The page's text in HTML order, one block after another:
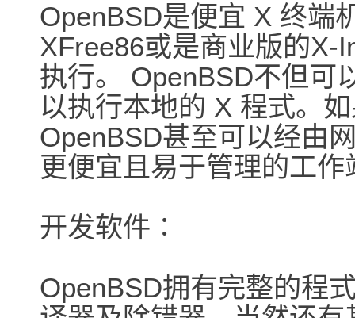
OpenBSD是便宜 X 终端
XFree86或是商业版的X-
执行。 OpenBSD不但可
以执行本地的 X 程式。
OpenBSD甚至可以经由
更便宜且易于管理的工作
开发软件∶
OpenBSD拥有完整的程